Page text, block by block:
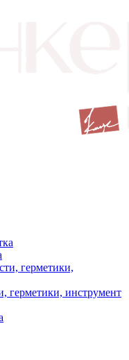
герметики, инструмент